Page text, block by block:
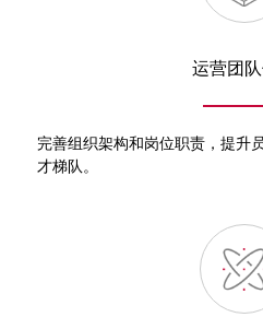
运营团
完善组织架构和岗位职责，提升
才梯队。